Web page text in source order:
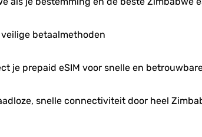
veilige betaalmethoden
je prepaid eSIM voor snelle en
snelle connectiviteit door heel